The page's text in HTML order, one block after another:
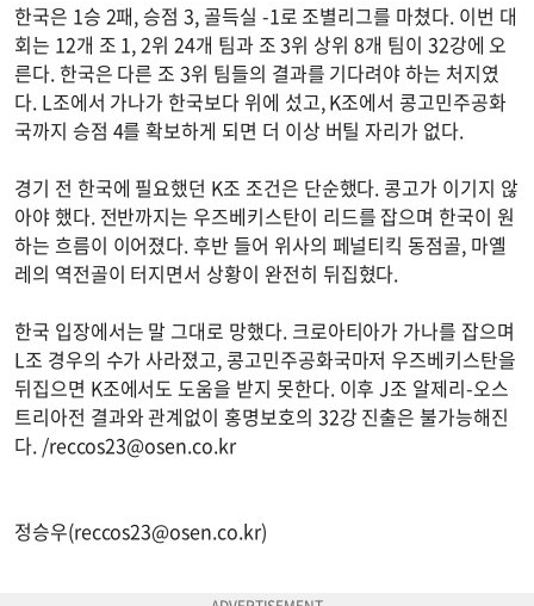
한국은 1승 2패, 승점 3, 골득실 -1로 조별리그를 마쳤다. 이번 대
회는 12개 조 1, 2위 24개 팀과 조 3위 상위 8개 팀이 32강에 오
른다. 한국은 다른 조 3위 팀들의 결과를 기다려야 하는 처지였
다. L조에서 가나가 한국보다 위에 섰고, K조에서 콩고민주공화
국까지 승점 4를 확보하게 되면 더 이상 버틸 자리가 없다.
경기 전 한국에 필요했던 K조 조건은 단순했다. 콩고가 이기지 않
아야 했다. 전반까지는 우즈베키스탄이 리드를 잡으며 한국이 원
하는 흐름이 이어졌다. 후반 들어 위사의 페널티킥 동점골, 마옐
레의 역전골이 터지면서 상황이 완전히 뒤집혔다.
한국 입장에서는 말 그대로 망했다. 크로아티아가 가나를 잡으며
L조 경우의 수가 사라졌고, 콩고민주공화국마저 우즈베키스탄을
뒤집으면 K조에서도 도움을 받지 못한다. 이후 J조 알제리-오스
트리아전 결과와 관계없이 홍명보호의 32강 진출은 불가능해진
다. /reccos23@osen.co.kr
정승우(reccos23@osen.co.kr)